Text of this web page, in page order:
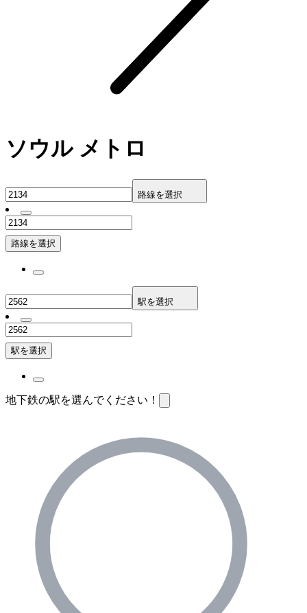
ソウル メトロ
路線を選択
路線を選択
駅を選択
駅を選択
地下鉄の駅を選んでください！